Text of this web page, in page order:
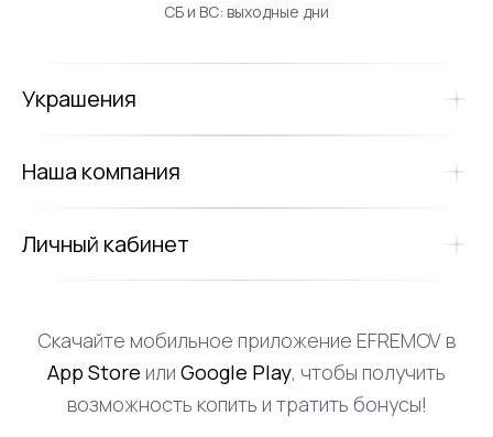
СБ и ВС: выходные дни
Украшения
Наша компания
Личный кабинет
Скачайте мобильное приложение EFREMOV в
App Store или Google Play, чтобы получить
возможность копить и тратить бонусы!